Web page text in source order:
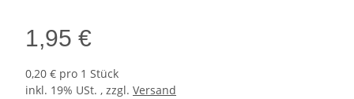
1,95 €
0,20 € pro 1 Stück
inkl. 19% USt. , zzgl. Versand